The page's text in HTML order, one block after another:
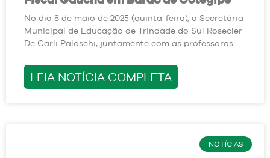
No dia 8 de maio de 2025 (quinta-feira), a Secretária
Municipal de Educação de Trindade do Sul Rosecler
De Carli Paloschi, juntamente com as professoras
LEIA NOTÍCIA COMPLETA
NOTÍCIAS